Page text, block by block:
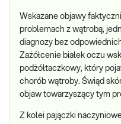
Wskazane objawy
problemach z wątrobą,
diagnozy bez
Zażółcenie białek oczu
podżółtaczkowy, który
chorób wątroby. Świąd
objaw towarzyszący tym
Z kolei pajączki